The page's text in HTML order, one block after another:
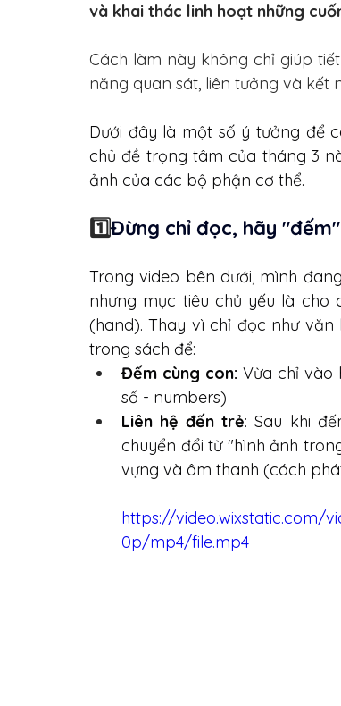
và khai thác linh hoạt những
Cách làm này không chỉ giúp
năng quan sát, liên tưởng và kết
Dưới đây là một số ý tưởng để
chủ đề trọng tâm của tháng 3
ảnh của các bộ phận cơ thể.
1️⃣Đừng chỉ đọc, hãy
Trong video bên dưới, mình
nhưng mục tiêu chủ yếu là
(hand). Thay vì chỉ đọc như
trong sách để:
Đếm cùng con: Vừa chỉ vào
số - numbers)
Liên hệ đến trẻ: Sau khi
chuyển đổi từ "hình ảnh
vựng và âm thanh (cách
https://video.wixstatic.com/
0p/mp4/file.mp4